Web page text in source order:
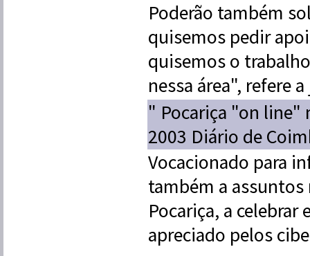
Poderão também
quisemos pedir
quisemos o
nessa área", refere
" Pocariça "on line"
2003 Diário de
Vocacionado para
também a assuntos
Pocariça, a
apreciado pelos